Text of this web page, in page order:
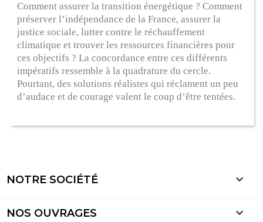
Comment assurer la transition énergétique ? Comment
préserver l’indépendance de la France, assurer la
justice sociale, lutter contre le réchauffement
climatique et trouver les ressources financières pour
ces objectifs ? La concordance entre ces différents
impératifs ressemble à la quadrature du cercle.
Pourtant, des solutions réalistes qui réclament un peu
d’audace et de courage valent le coup d’être tentées.
NOTRE SOCIÉTÉ 
NOS OUVRAGES 